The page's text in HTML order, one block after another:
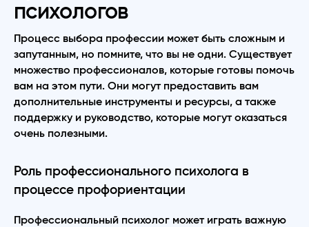
психологов
Процесс выбора профессии может быть сложным и
запутанным, но помните, что вы не одни. Существует
множество профессионалов, которые готовы помочь
вам на этом пути. Они могут предоставить вам
дополнительные инструменты и ресурсы, а также
поддержку и руководство, которые могут оказаться
очень полезными.
Роль профессионального психолога в
процессе профориентации
Профессиональный психолог может играть важную